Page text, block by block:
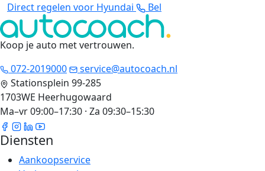
Direct regelen voor Hyundai
Bel
Koop je auto met vertrouwen.
072-2019000
service@autocoach.nl
Stationsplein 99-285
1703WE Heerhugowaard
Ma–vr 09:00–17:30 · Za 09:30–15:30
Diensten
Aankoopservice